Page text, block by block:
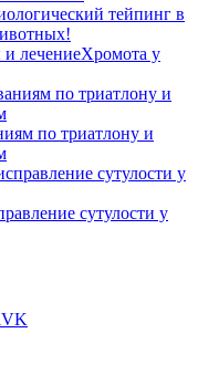
тейпинг в
Хромота у
по триатлону и
сутулости у
VK